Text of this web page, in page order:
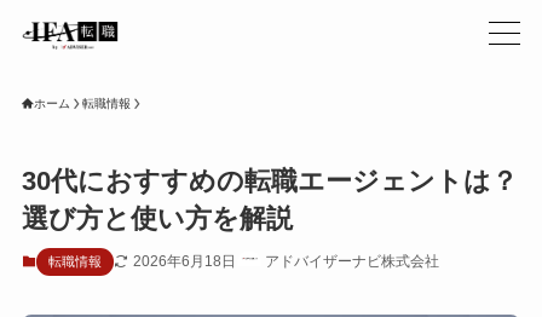
ホーム 転職情報
30代におすすめの転職エージェントは？
選び方と使い方を解説
転職情報 2026年6月18日 アドバイザーナビ株式会社